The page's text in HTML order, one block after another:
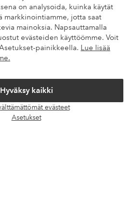
on analysoida, kuinka käytät
markkinointiamme, jotta saat
mainoksia. Napsauttamalla
evästeiden käyttöömme. Voit
painikkeella. Lue lisää
Hyväksy kaikki
evästeet
Asetukset
Tilaukset Maksutavat